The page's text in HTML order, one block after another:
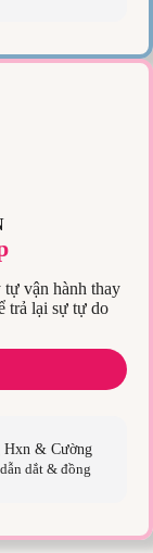
vận hành thay
trả lại sự tự do